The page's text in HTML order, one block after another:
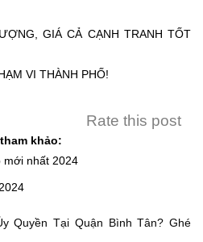
GIÁ CẢ CẠNH TRANH TỐT
VI THÀNH PHỐ!
Rate this post
khảo:
mới nhất 2024
Quyền Tại Quận Bình Tân? Ghé